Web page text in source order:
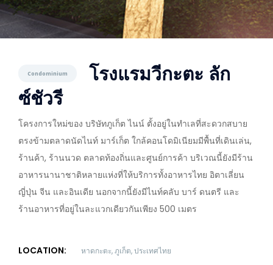
Condominium
โรงแรมวีกะตะ ลัก
ซ์ชัวรี
โครงการใหม่ของ บริษัทภูเก็ต ไนน์ ตั้งอยู่ในทำเลที่สะดวกสบาย
ตรงข้ามตลาดนัดไนท์ มาร์เก็ต ใกล้คอนโดมิเนียมมีพื้นที่เดินเล่น,
ร้านค้า, ร้านนวด ตลาดท้องถิ่นและศูนย์การค้า บริเวณนี้ยังมีร้าน
อาหารนานาชาติหลายแห่งที่ให้บริการทั้งอาหารไทย อิตาเลี่ยน
ญี่ปุ่น จีน และอินเดีย นอกจากนี้ยังมีไนท์คลับ บาร์ ดนตรี และ
ร้านอาหารที่อยู่ในละแวกเดียวกันเพียง 500 เมตร
LOCATION: หาดกะตะ, ภูเก็ต, ประเทศไทย